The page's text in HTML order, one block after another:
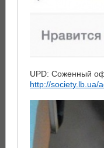
UPD: Соженный
http://society.lb.ua/